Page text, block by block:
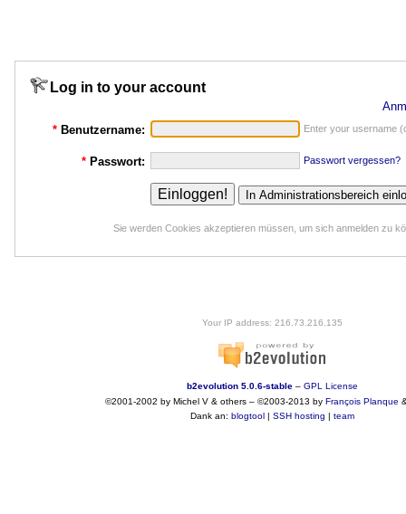
Log in to your account
* Benutzername: Enter your username
* Passwort: Passwort vergessen?
Sie werden Cookies akzeptieren müssen, um sich anmelden zu
Your IP address: 216.73.216.135
b2evolution 5.0.6-stable– GPL License
©2001-2002 by Michel V & others– ©2003-2013 by François Planque
Dank an: blogtool| SSH hosting | team